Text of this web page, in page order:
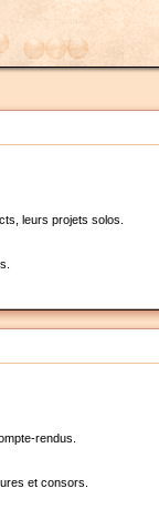
leurs projets solos.
rendus.
et consors.